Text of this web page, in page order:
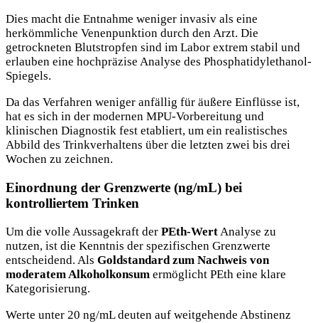
Dies macht die Entnahme weniger invasiv als eine
herkömmliche Venenpunktion durch den Arzt. Die
getrockneten Blutstropfen sind im Labor extrem stabil und
erlauben eine hochpräzise Analyse des Phosphatidylethanol-
Spiegels.
Da das Verfahren weniger anfällig für äußere Einflüsse ist,
hat es sich in der modernen MPU-Vorbereitung und
klinischen Diagnostik fest etabliert, um ein realistisches
Abbild des Trinkverhaltens über die letzten zwei bis drei
Wochen zu zeichnen.
Einordnung der Grenzwerte (ng/mL) bei
kontrolliertem Trinken
Um die volle Aussagekraft der PEth-Wert Analyse zu
nutzen, ist die Kenntnis der spezifischen Grenzwerte
entscheidend. Als Goldstandard zum Nachweis von
moderatem Alkoholkonsum ermöglicht PEth eine klare
Kategorisierung.
Werte unter 20 ng/mL deuten auf weitgehende Abstinenz